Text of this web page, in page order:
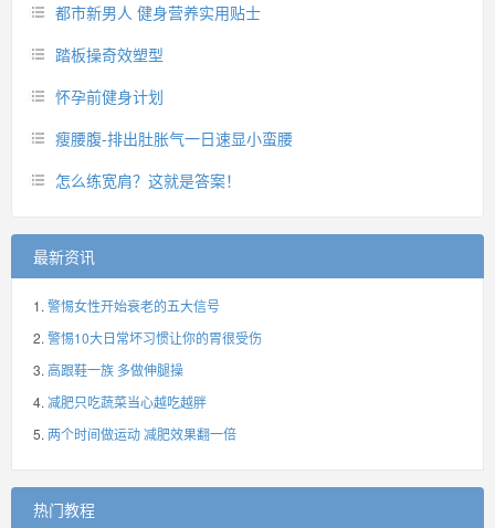
都市新男人 健身营养实用贴士
踏板操奇效塑型
怀孕前健身计划
瘦腰腹-排出肚胀气一日速显小蛮腰
怎么练宽肩？这就是答案！
最新资讯
警惕女性开始衰老的五大信号
警惕10大日常坏习惯让你的胃很受伤
高跟鞋一族 多做伸腿操
减肥只吃蔬菜当心越吃越胖
两个时间做运动 减肥效果翻一倍
热门教程